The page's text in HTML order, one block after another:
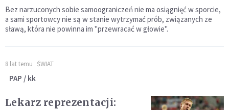
Bez narzuconych sobie samoograniczeń nie ma osiągnięć w sporcie,
a sami sportowcy nie są w stanie wytrzymać prób, związanych ze
sławą, która nie powinna im "przewracać w głowie".
8 lat temu ŚWIAT
PAP / kk
Lekarz reprezentacji: